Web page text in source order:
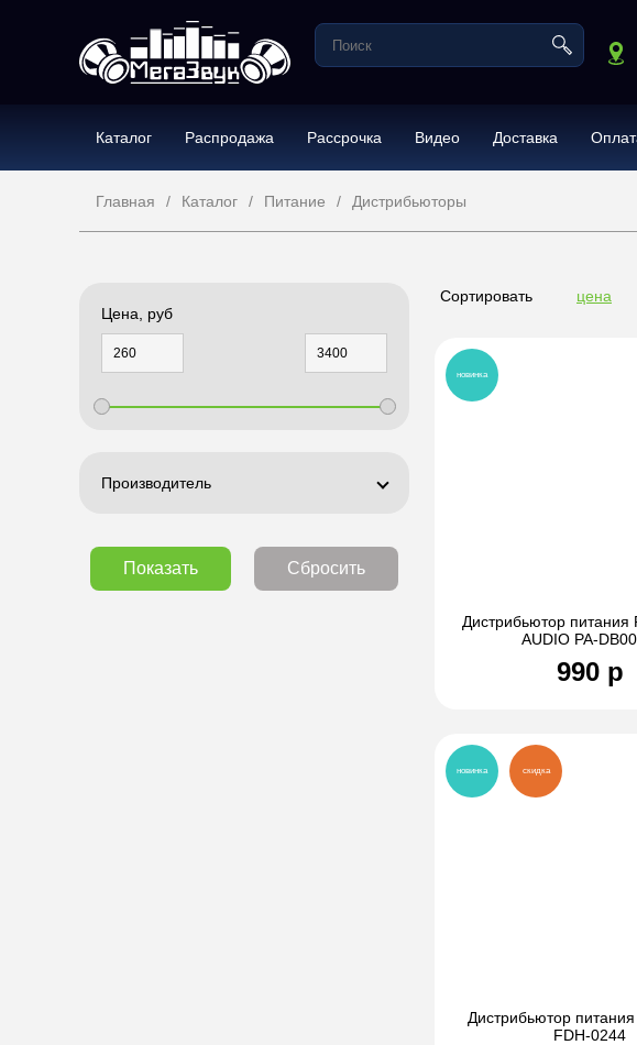
Каталог Распродажа Рассрочка Видео Доставка
Главная Каталог Питание Дистрибьюторы
Цена, руб
Производитель
Показать Сбросить
Сортировать цена
Дистрибьютор питания
AUDIO PA-
990 р
новинка
Дистрибьютор
FDH-0244
новинка скидка